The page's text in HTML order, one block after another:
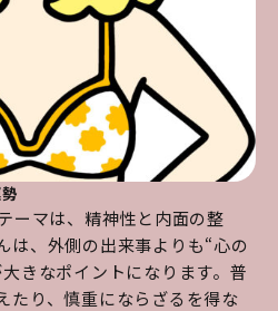
ーマは、精神性と内面の整
は、外側の出来事よりも“心の
きなポイントになります。普
たり、慎重にならざるを得な